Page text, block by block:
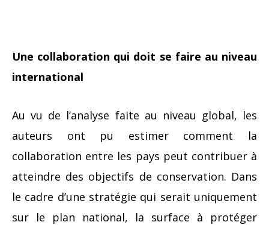
Une collaboration qui doit se faire au niveau
international
Au vu de l’analyse faite au niveau global, les
auteurs ont pu estimer comment la
collaboration entre les pays peut contribuer à
atteindre des objectifs de conservation. Dans
le cadre d’une stratégie qui serait uniquement
sur le plan national, la surface à protéger